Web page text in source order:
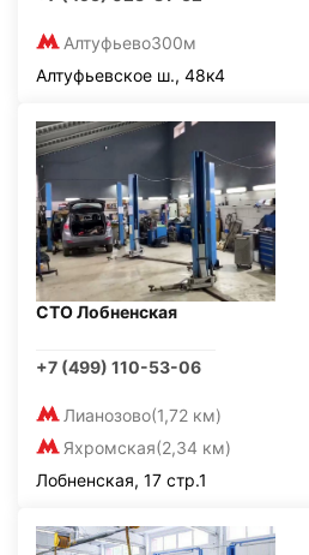
Алтуфьево300м
Алтуфьевское ш., 48к4
СТО Лобненская
+7 (499) 110-53-06
Лианозово(1,72 км)
Яхромская(2,34 км)
Лобненская, 17 стр.1